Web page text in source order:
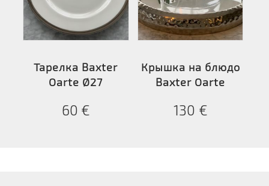
Тарелка Baxter
Oarte Ø27
60 €
Крышка на блюдо
Baxter Oarte
130 €